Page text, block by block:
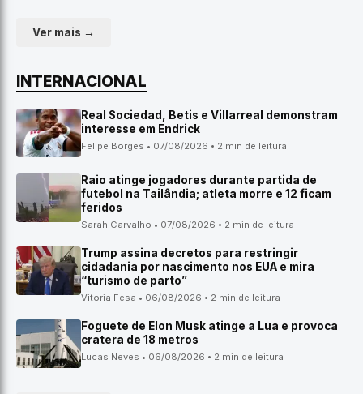
Ver mais →
INTERNACIONAL
Real Sociedad, Betis e Villarreal demonstram
interesse em Endrick
Felipe Borges • 07/08/2026 • 2 min de leitura
Raio atinge jogadores durante partida de
futebol na Tailândia; atleta morre e 12 ficam
feridos
Sarah Carvalho • 07/08/2026 • 2 min de leitura
Trump assina decretos para restringir
cidadania por nascimento nos EUA e mira
“turismo de parto”
Vitoria Fesa • 06/08/2026 • 2 min de leitura
Foguete de Elon Musk atinge a Lua e provoca
cratera de 18 metros
Lucas Neves • 06/08/2026 • 2 min de leitura